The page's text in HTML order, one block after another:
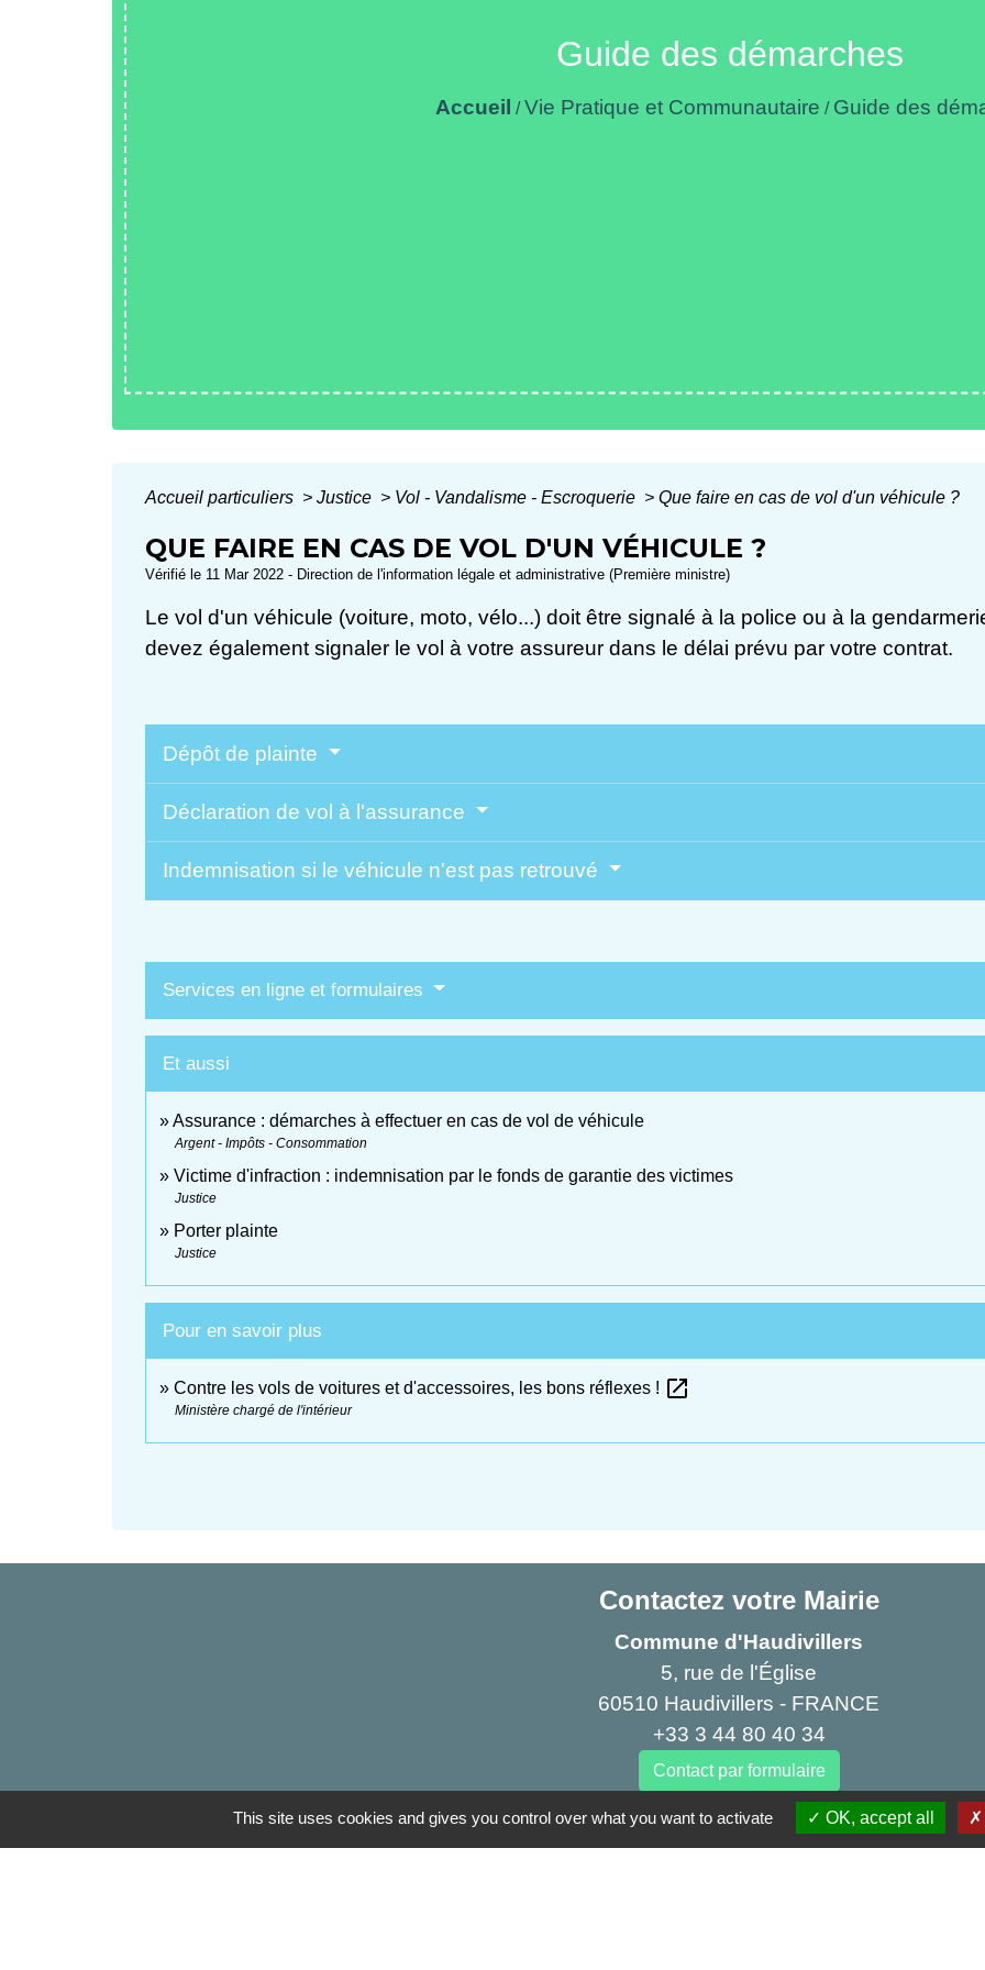
Guide des démarches
Accueil /Vie Pratique et Communautaire / Guide des
Accueil particuliers > Justice > Vol - Vandalisme - Escroquerie > Que faire en cas de vol d'un véhicule ?
QUE FAIRE EN CAS DE VOL D'UN VÉHICULE ?
Vérifié le 11 Mar 2022 - Direction de l'information légale et administrative (Première ministre)
Le vol d'un véhicule (voiture, moto, vélo...) doit être signalé à la police ou à la
devez également signaler le vol à votre assureur dans le délai prévu par votre contrat.
Dépôt de plainte
Déclaration de vol à l'assurance
Indemnisation si le véhicule n'est pas retrouvé
Services en ligne et formulaires
Et aussi
Assurance : démarches à effectuer en cas de vol de véhicule
Argent - Impôts - Consommation
Victime d'infraction : indemnisation par le fonds de garantie des victimes
Justice
Porter plainte
Justice
Pour en savoir plus
Contre les vols de voitures et d'accessoires, les bons réflexes ! open_in_new
Ministère chargé de l'intérieur
Contactez votre Mairie
Commune d'Haudivillers
5, rue de l'Église
60510 Haudivillers - FRANCE
+33 3 44 80 40 34
Contact par formulaire
Liens
This site uses cookies and gives you control over what you want to activate OK, accept all